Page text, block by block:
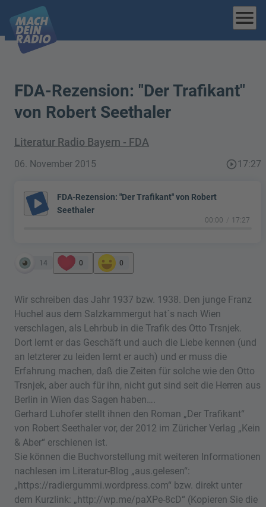
menu
FDA-Rezension: "Der Trafikant"
von Robert Seethaler
Literatur Radio Bayern - FDA
06. November 2015 play_circle_outline17:27
play_arrow
FDA-Rezension: "Der Trafikant" von Robert
Seethaler
00:00 17:27
14 0 0
Wir schreiben das Jahr 1937 bzw. 1938. Den junge Franz
Huchel aus dem Salzkammergut hat´s nach Wien
verschlagen, als Lehrbub in die Trafik des Otto Trsnjek.
Dort lernt er das Geschäft und auch die Liebe kennen (und
an letzterer zu leiden lernt er auch) und er muss die
Erfahrung machen, daß die Zeiten für solche wie den Otto
Trsnjek, aber auch für ihn, nicht gut sind seit die Herren aus
Berlin in Wien das Sagen haben….
Gerhard Luhofer stellt ihnen den Roman „Der Trafikant“
von Robert Seethaler vor, der 2012 im Züricher Verlag „Kein
& Aber“ erschienen ist.
Sie können die Buchvorstellung mit weiteren Informationen
nachlesen im Literatur-Blog „aus.gelesen“:
„https://radiergummi.wordpress.com“ bzw. direkt unter
dem Kurzlink: „http://wp.me/paXPe-8cD“ (Kopieren Sie die